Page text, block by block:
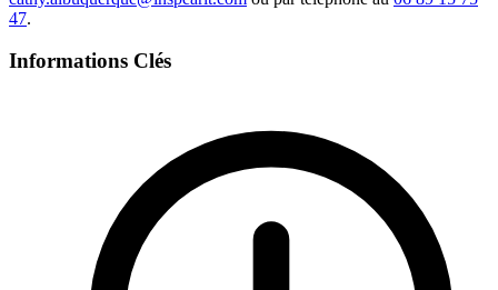
47.
Informations Clés